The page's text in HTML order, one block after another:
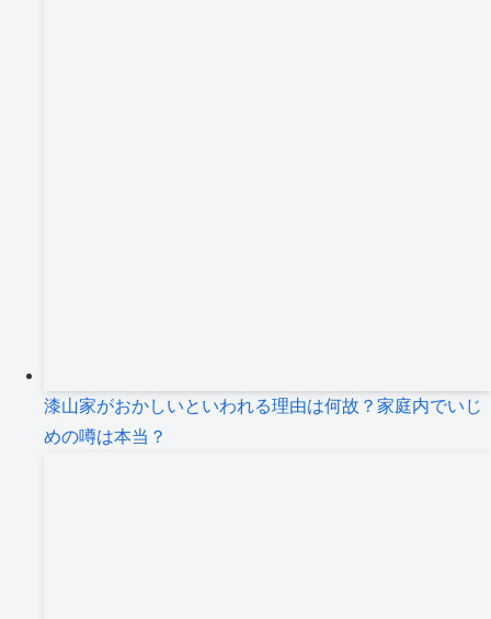
漆山家がおかしいといわれる理由は何故？家庭内でいじ
めの噂は本当？